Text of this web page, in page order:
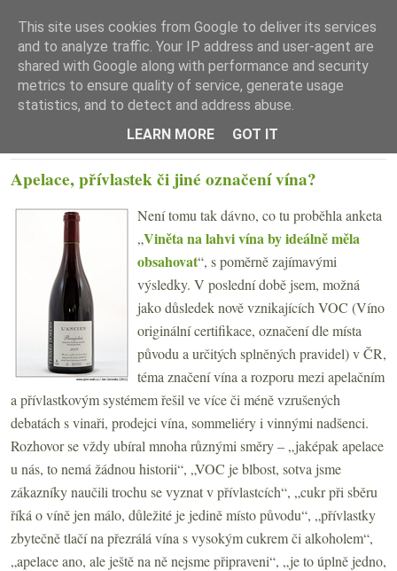
☰ Menu
Apelace, přívlastek či jiné označení vína?
Není tomu tak dávno, co tu proběhla anketa
„Viněta na lahvi vína by ideálně měla
obsahovat“, s poměrně zajímavými
výsledky. V poslední době jsem, možná
jako důsledek nově vznikajících VOC (Víno
originální certifikace, označení dle místa
původu a určitých splněných pravidel) v ČR,
téma značení vína a rozporu mezi apelačním
a přívlastkovým systémem řešil ve více či méně vzrušených
debatách s vinaři, prodejci vína, sommeliéry i vinnými nadšenci.
Rozhovor se vždy ubíral mnoha různými směry – „jaképak apelace
u nás, to nemá žádnou historii“, „VOC je blbost, sotva jsme
zákazníky naučili trochu se vyznat v přívlastcích“, „cukr při sběru
říká o víně jen málo, důležité je jedině místo původu“, „přívlastky
zbytečně tlačí na přezrálá vína s vysokým cukrem či alkoholem“,
„apelace ano, ale ještě na ně nejsme připraveni“, „je to úplně jedno,
This site uses cookies from Google to deliver its services
and to analyze traffic. Your IP address and user-agent are
shared with Google along with performance and security
metrics to ensure quality of service, generate usage
statistics, and to detect and address abuse.
LEARN MORE
GOT IT